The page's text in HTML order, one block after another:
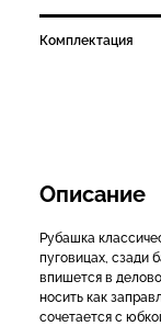
Комплектация
Описание
Рубашка
пуговицах, сзади
впишется в
носить как
сочетается с